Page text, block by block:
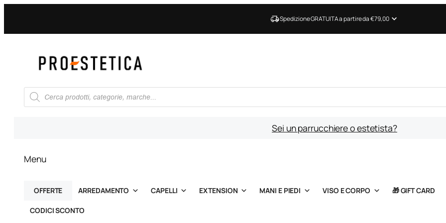
contenuto
Spedizione GRATUITA a partire da €79,00
Ricerca
prodotti
Sei un parrucchiere o estetista?
Menu
OFFERTE ARREDAMENTO CAPELLI EXTENSION MANI E PIEDI VISO E CORPO 🎁 GIFT CARD
CODICI SCONTO